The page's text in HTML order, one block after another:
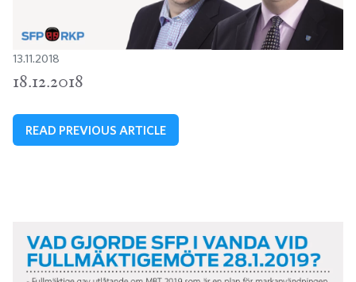
13.11.2018
18.12.2018
READ PREVIOUS ARTICLE